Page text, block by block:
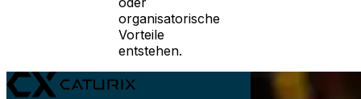
organisatorische
Vorteile
entstehen.